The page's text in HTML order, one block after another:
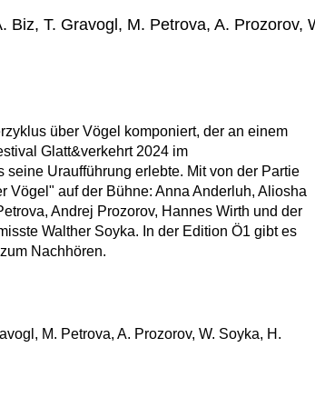
Biz, T. Gravogl, M. Petrova, A. Prozorov,
über Vögel komponiert, der an einem
Glatt&verkehrt 2024 im
seine Uraufführung erlebte. Mit von der Partie
Vögel" auf der Bühne: Anna Anderluh, Aliosha
Andrej Prozorov, Hannes Wirth und der
Walther Soyka. In der Edition Ö1 gibt es
Nachhören.
M. Petrova, A. Prozorov, W. Soyka, H.